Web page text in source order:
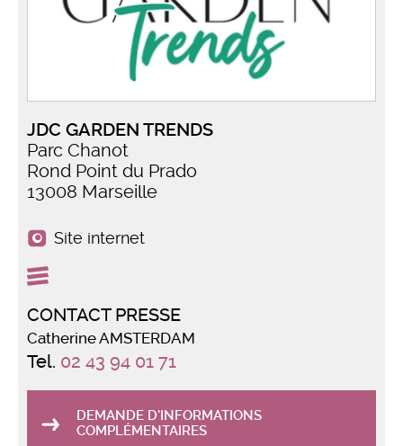
JDC GARDEN TRENDS
Parc Chanot
Rond Point du Prado
13008 Marseille
Site internet
CONTACT PRESSE
Catherine AMSTERDAM
Tel. 02 43 94 01 71
DEMANDE D'INFORMATIONS
COMPLÉMENTAIRES